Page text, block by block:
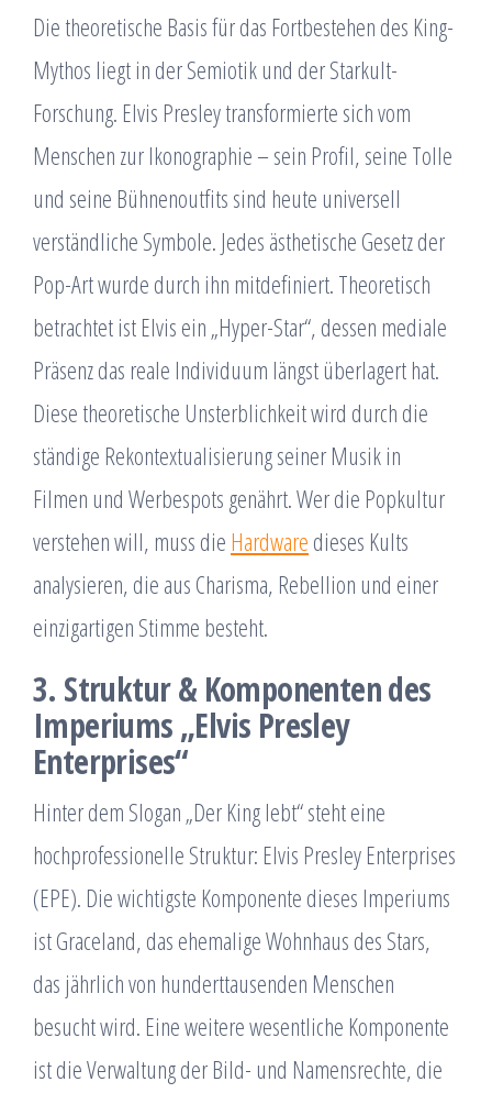
Die theoretische Basis für das Fortbestehen des King-
Mythos liegt in der Semiotik und der Starkult-
Forschung. Elvis Presley transformierte sich vom
Menschen zur Ikonographie – sein Profil, seine Tolle
und seine Bühnenoutfits sind heute universell
verständliche Symbole. Jedes ästhetische Gesetz der
Pop-Art wurde durch ihn mitdefiniert. Theoretisch
betrachtet ist Elvis ein „Hyper-Star“, dessen mediale
Präsenz das reale Individuum längst überlagert hat.
Diese theoretische Unsterblichkeit wird durch die
ständige Rekontextualisierung seiner Musik in
Filmen und Werbespots genährt. Wer die Popkultur
verstehen will, muss die Hardware dieses Kults
analysieren, die aus Charisma, Rebellion und einer
einzigartigen Stimme besteht.
3. Struktur & Komponenten des
Imperiums „Elvis Presley
Enterprises“
Hinter dem Slogan „Der King lebt“ steht eine
hochprofessionelle Struktur: Elvis Presley Enterprises
(EPE). Die wichtigste Komponente dieses Imperiums
ist Graceland, das ehemalige Wohnhaus des Stars,
das jährlich von hunderttausenden Menschen
besucht wird. Eine weitere wesentliche Komponente
ist die Verwaltung der Bild- und Namensrechte, die